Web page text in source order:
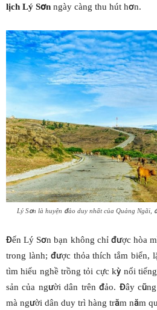
lịch Lý Sơn ngày càng thu hút hơn.
Lý Sơn là huyện đảo duy nhất của Quảng Ngãi,
Đến Lý Sơn bạn không chỉ được hòa
trong lành; được thỏa thích tắm biển,
tìm hiểu nghề trồng tỏi cực kỳ nổi
sản của người dân trên đảo. Đây
mà người dân duy trì hàng trăm năm